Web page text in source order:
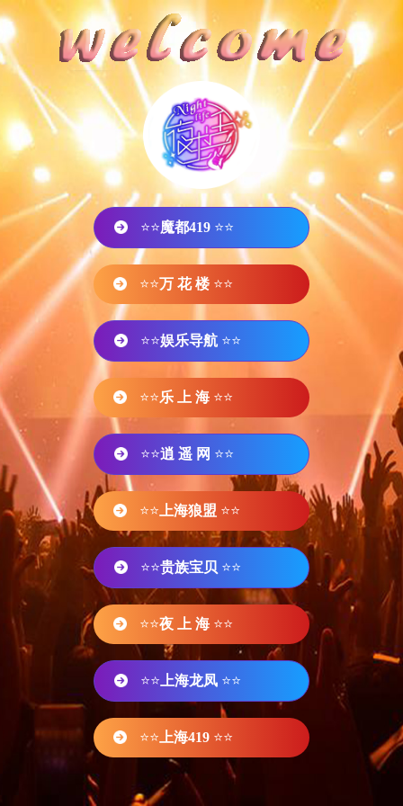
⭐⭐魔都419 ⭐⭐
⭐⭐万 花 楼 ⭐⭐
⭐⭐娱乐导航 ⭐⭐
⭐⭐乐 上 海 ⭐⭐
⭐⭐逍 遥 网 ⭐⭐
⭐⭐ 上海狼盟 ⭐⭐
⭐⭐贵族宝贝 ⭐⭐
⭐⭐夜 上 海 ⭐⭐
⭐⭐ 上海龙凤 ⭐⭐
⭐⭐ 上海419 ⭐⭐